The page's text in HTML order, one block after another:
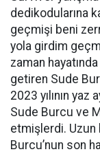
dedikodularına
geçmişi beni
yola girdim
zaman
getiren Sude
2023 yılının
Sude Burcu ve
etmişlerdi.
Burcu’nun son